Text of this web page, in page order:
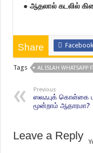
● ஆதலால் கடலில்
Share Facebook
Tags AL ISLAH WHATSAPP
Previous
ஸலஃபுக் கொள்கை
மூன்றாம் ஆதாரமா?
Leave a Reply